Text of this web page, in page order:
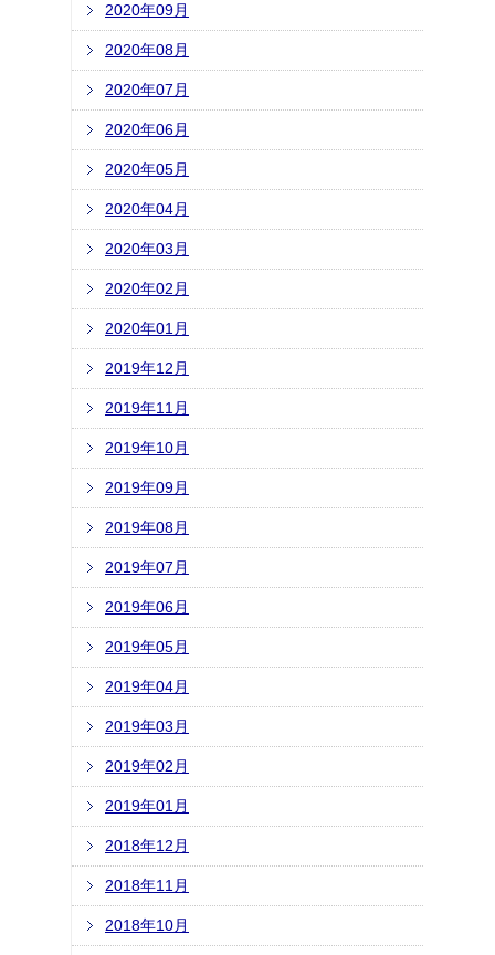
2020年09月
2020年08月
2020年07月
2020年06月
2020年05月
2020年04月
2020年03月
2020年02月
2020年01月
2019年12月
2019年11月
2019年10月
2019年09月
2019年08月
2019年07月
2019年06月
2019年05月
2019年04月
2019年03月
2019年02月
2019年01月
2018年12月
2018年11月
2018年10月